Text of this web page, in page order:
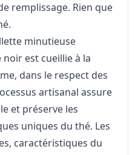
remplissage. Rien que
minutieuse
est cueillie à la
dans le respect des
artisanal assure
et préserve les
uniques du thé. Les
caractéristiques du